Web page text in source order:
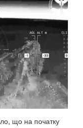
що на початку